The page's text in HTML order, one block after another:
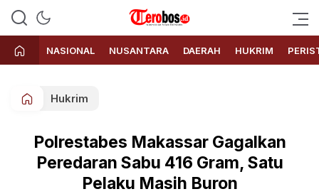
Terobos.id – Kabar terkini dari
Indonesia
Media siber yang menyajikan
berita terbaru dan kabar terkini
dari Indonesia untuk dunia
NASIONAL NUSANTARA DAERAH HUKRIM
Hukrim
Polrestabes Makassar Gagalkan
Peredaran Sabu 416 Gram, Satu
Pelaku Masih Buron